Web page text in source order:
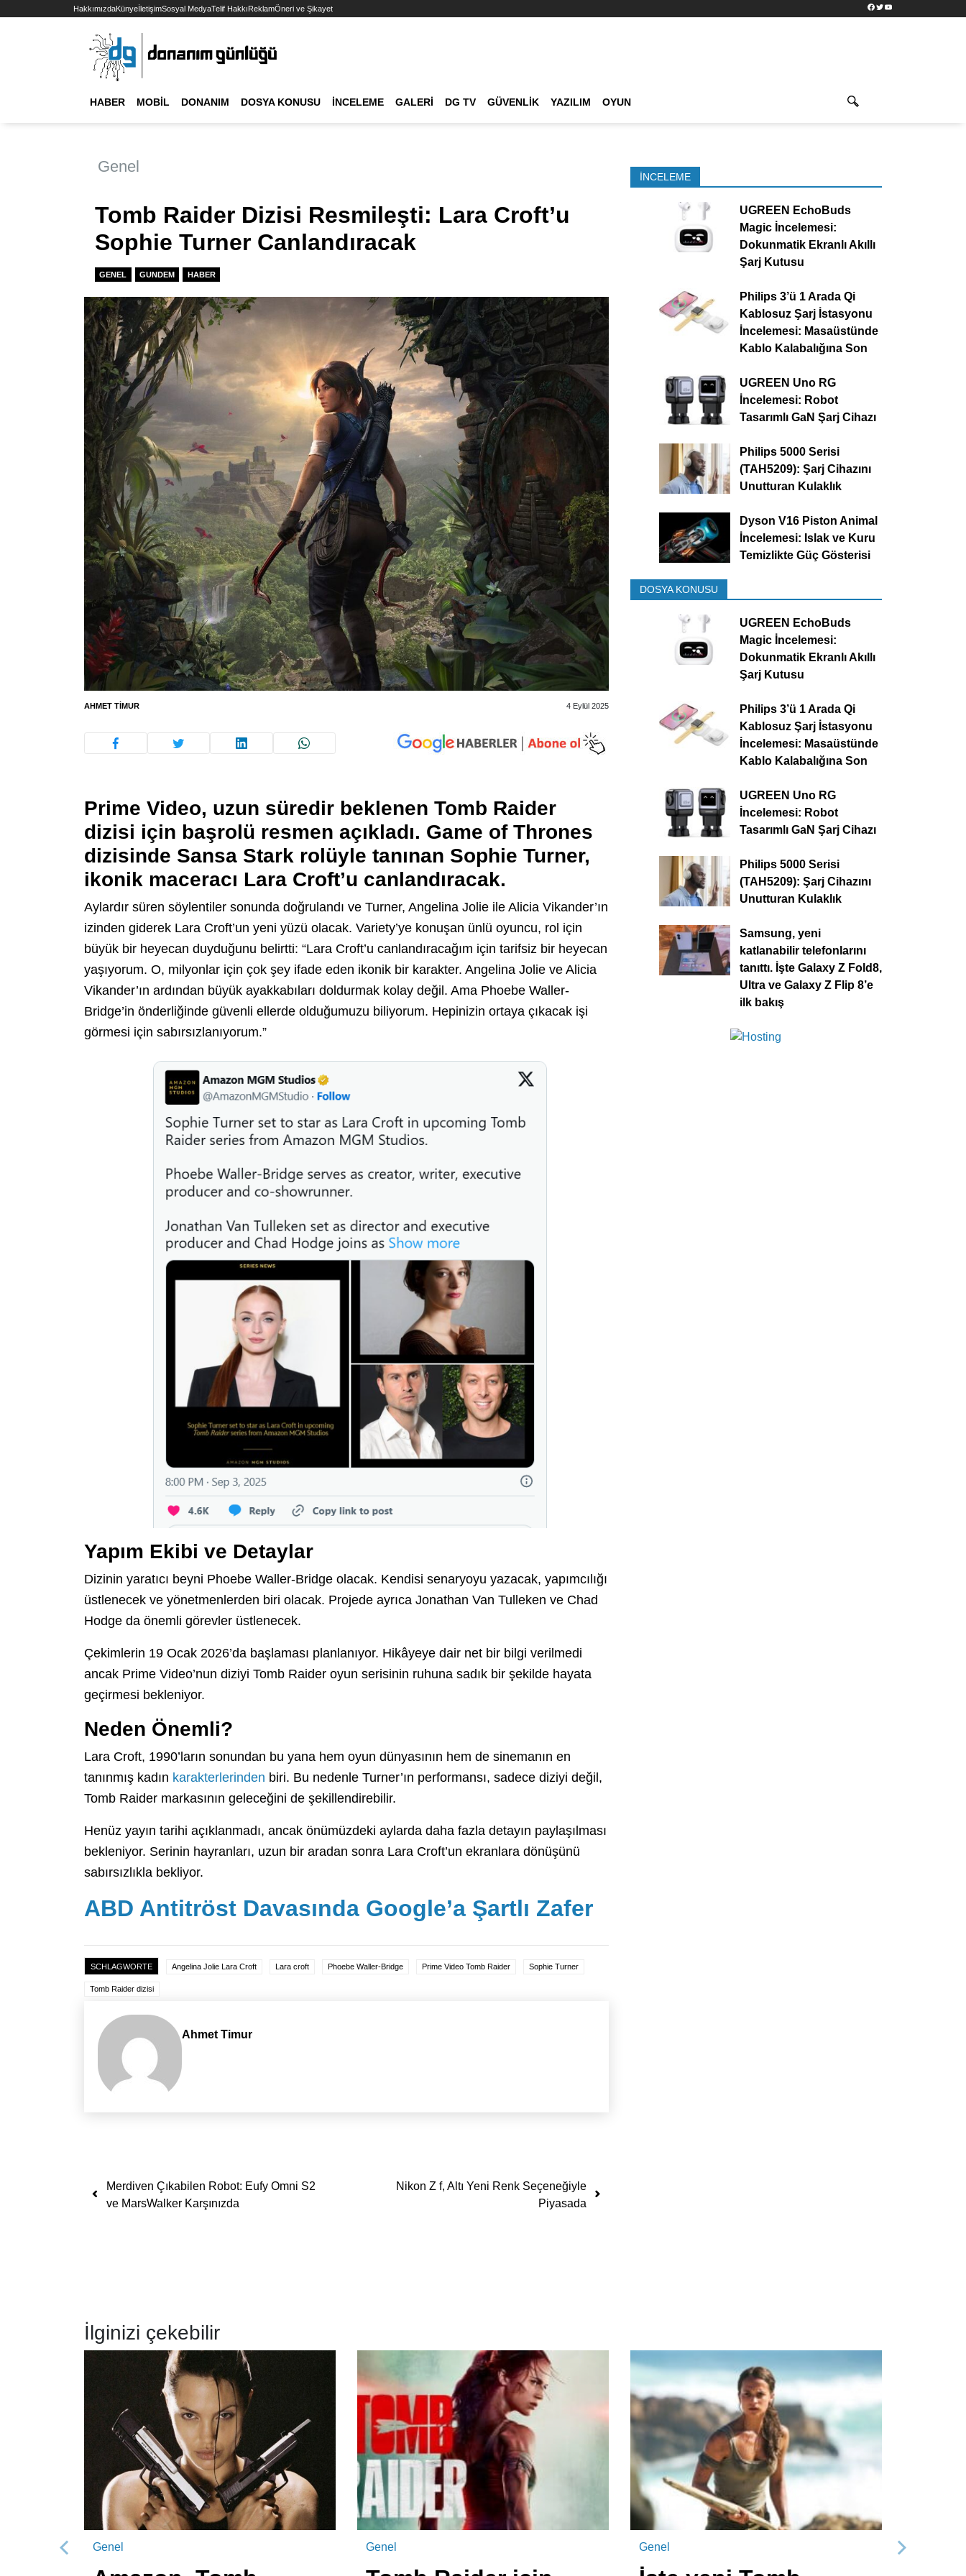
HakkımızdaKünyeİletişimSosyal MedyaTelif HakkıReklamÖneri ve Şikayet Facebook
TwitterYouTube
HABER MOBIL DONANIM DOSYA KONUSU İNCELEME GALERI DG TV GÜVENLIK YAZILIM OYUN
Genel
Tomb Raider Dizisi Resmileşti: Lara Croft’u
Sophie Turner Canlandıracak
GENEL GUNDEM HABER
AHMET TIMUR 4 Eylül 2025
Prime Video, uzun süredir beklenen Tomb Raider
dizisi için başrolü resmen açıkladı. Game of Thrones
dizisinde Sansa Stark rolüyle tanınan Sophie Turner,
ikonik maceracı Lara Croft’u canlandıracak.
Aylardır süren söylentiler sonunda doğrulandı ve Turner, Angelina Jolie ile Alicia Vikander’ın
izinden giderek Lara Croft’un yeni yüzü olacak. Variety’ye konuşan ünlü oyuncu, rol için
büyük bir heyecan duyduğunu belirtti: “Lara Croft’u canlandıracağım için tarifsiz bir heyecan
yaşıyorum. O, milyonlar için çok şey ifade eden ikonik bir karakter. Angelina Jolie ve Alicia
Vikander’ın ardından büyük ayakkabıları doldurmak kolay değil. Ama Phoebe Waller-
Bridge’in önderliğinde güvenli ellerde olduğumuzu biliyorum. Hepinizin ortaya çıkacak işi
görmesi için sabırsızlanıyorum.”
Yapım Ekibi ve Detaylar
Dizinin yaratıcı beyni Phoebe Waller-Bridge olacak. Kendisi senaryoyu yazacak, yapımcılığı
üstlenecek ve yönetmenlerden biri olacak. Projede ayrıca Jonathan Van Tulleken ve Chad
Hodge da önemli görevler üstlenecek.
Çekimlerin 19 Ocak 2026’da başlaması planlanıyor. Hikâyeye dair net bir bilgi verilmedi
ancak Prime Video’nun diziyi Tomb Raider oyun serisinin ruhuna sadık bir şekilde hayata
geçirmesi bekleniyor.
Neden Önemli?
Lara Croft, 1990’ların sonundan bu yana hem oyun dünyasının hem de sinemanın en
tanınmış kadın karakterlerinden biri. Bu nedenle Turner’ın performansı, sadece diziyi değil,
Tomb Raider markasının geleceğini de şekillendirebilir.
Henüz yayın tarihi açıklanmadı, ancak önümüzdeki aylarda daha fazla detayın paylaşılması
bekleniyor. Serinin hayranları, uzun bir aradan sonra Lara Croft’un ekranlara dönüşünü
sabırsızlıkla bekliyor.
ABD Antitröst Davasında Google’a Şartlı Zafer
SCHLAGWORTE Angelina Jolie Lara Croft Lara croft Phoebe Waller-Bridge Prime Video Tomb Raider Sophie Turner
Tomb Raider dizisi
Ahmet Timur
Yazı dolaşımı
Merdiven Çıkabilen Robot: Eufy Omni S2
ve MarsWalker Karşınızda
Nikon Z f, Altı Yeni Renk Seçeneğiyle
Piyasada
İNCELEME
UGREEN EchoBuds
Magic İncelemesi:
Dokunmatik Ekranlı Akıllı
Şarj Kutusu
Philips 3’ü 1 Arada Qi
Kablosuz Şarj İstasyonu
İncelemesi: Masaüstünde
Kablo Kalabalığına Son
UGREEN Uno RG
İncelemesi: Robot
Tasarımlı GaN Şarj Cihazı
Philips 5000 Serisi
(TAH5209): Şarj Cihazını
Unutturan Kulaklık
Dyson V16 Piston Animal
İncelemesi: Islak ve Kuru
Temizlikte Güç Gösterisi
DOSYA KONUSU
UGREEN EchoBuds
Magic İncelemesi:
Dokunmatik Ekranlı Akıllı
Şarj Kutusu
Philips 3’ü 1 Arada Qi
Kablosuz Şarj İstasyonu
İncelemesi: Masaüstünde
Kablo Kalabalığına Son
UGREEN Uno RG
İncelemesi: Robot
Tasarımlı GaN Şarj Cihazı
Philips 5000 Serisi
(TAH5209): Şarj Cihazını
Unutturan Kulaklık
Samsung, yeni
katlanabilir telefonlarını
tanıttı. İşte Galaxy Z Fold8,
Ultra ve Galaxy Z Flip 8’e
ilk bakış
İlginizi çekebilir
Genel Genel Genel
Önceki Sonraki